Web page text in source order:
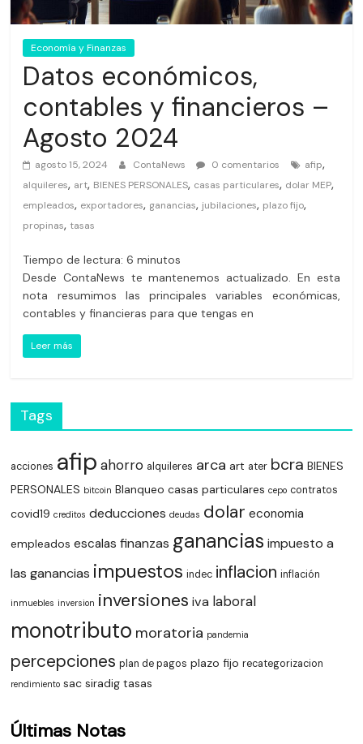
Economía y Finanzas
Datos económicos,
contables y financieros –
Agosto 2024
agosto 15, 2024 ContaNews 0 comentarios afip,
alquileres, art, BIENES PERSONALES, casas particulares, dolar MEP,
empleados, exportadores, ganancias, jubilaciones, plazo fijo,
propinas, tasas
Tiempo de lectura: 6 minutos
Desde ContaNews te mantenemos actualizado. En esta
nota resumimos las principales variables económicas,
contables y financieras para que tengas en
Leer más
Tags
acciones afip ahorro alquileres arca art ater bcra BIENES
PERSONALES bitcoin Blanqueo casas particulares cepo contratos
covid19 creditos deducciones deudas dolar economia
empleados escalas finanzas ganancias impuesto a
las ganancias impuestos indec inflacion inflación
inmuebles inversion inversiones iva laboral
monotributo moratoria pandemia
percepciones plan de pagos plazo fijo recategorizacion
rendimiento sac siradig tasas
Últimas Notas